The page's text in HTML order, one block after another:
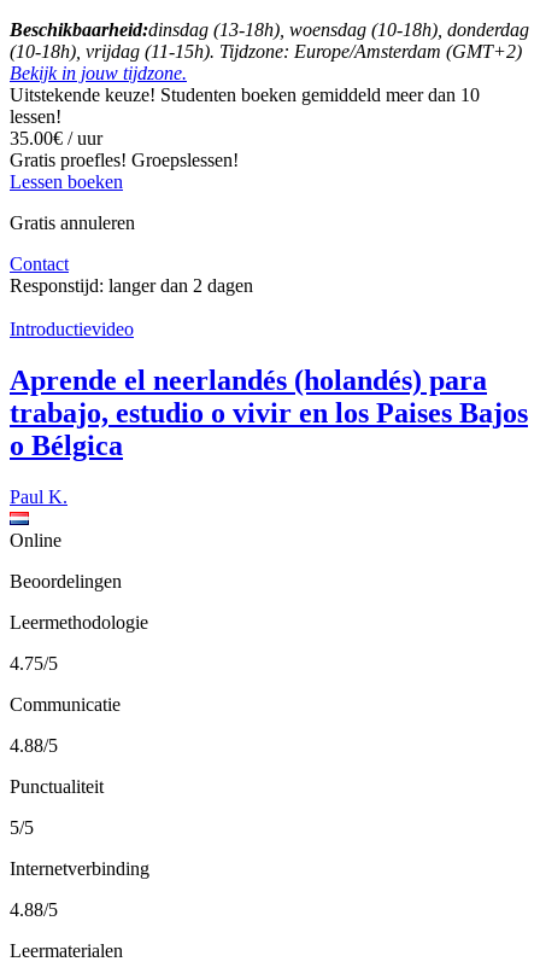
Beschikbaarheid:dinsdag (13-18h), woensdag (10-18h), donderdag
(10-18h), vrijdag (11-15h). Tijdzone: Europe/Amsterdam (GMT+2)
Bekijk in jouw tijdzone.
Uitstekende keuze! Studenten boeken gemiddeld meer dan 10
lessen!
35.00€ / uur
Gratis proefles! Groepslessen!
Lessen boeken
Gratis annuleren
Contact
Responstijd: langer dan 2 dagen
Introductievideo
Aprende el neerlandés (holandés) para
trabajo, estudio o vivir en los Paises Bajos
o Bélgica
Paul K.
Online
Beoordelingen
Leermethodologie
4.75/5
Communicatie
4.88/5
Punctualiteit
5/5
Internetverbinding
4.88/5
Leermaterialen